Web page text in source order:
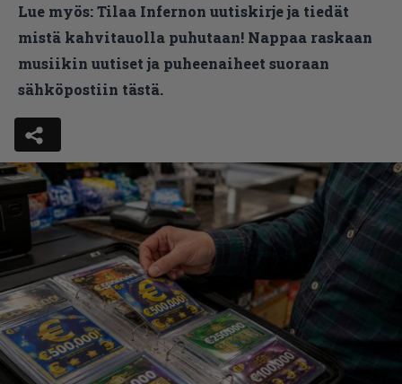
Lue myös:Tilaa Infernon uutiskirje ja tiedät
mistä kahvitauolla puhutaan! Nappaa raskaan
musiikin uutiset ja puheenaiheet suoraan
sähköpostiin tästä.